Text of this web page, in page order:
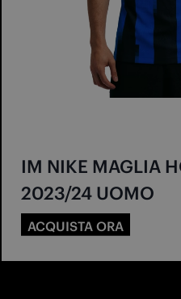
IM NIKE MAGLIA
2023/24 UOMO
ACQUISTA ORA